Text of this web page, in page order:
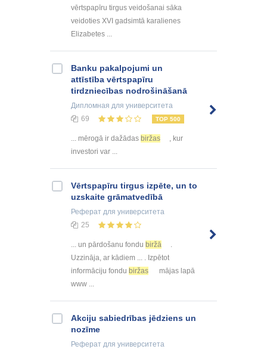
vērtspapīru tirgus veidošanai sāka
veidoties XVI gadsimtā karalienes
Elizabetes ...
Banku pakalpojumi un
attīstība vērtspapīru
tirdzniecības nodrošināšanā
Дипломная для университета
69
TOP 500
... mērogā ir dažādas biržas
, kur
investori var ...
Vērtspapīru tirgus izpēte, un to
uzskaite grāmatvedībā
Реферат для университета
25
... un pārdošanu fondu biržā
.
Uzzināja, ar kādiem ... . Izpētot
informāciju fondu biržas
mājas lapā
www ...
Akciju sabiedrības jēdziens un
nozīme
Реферат для университета